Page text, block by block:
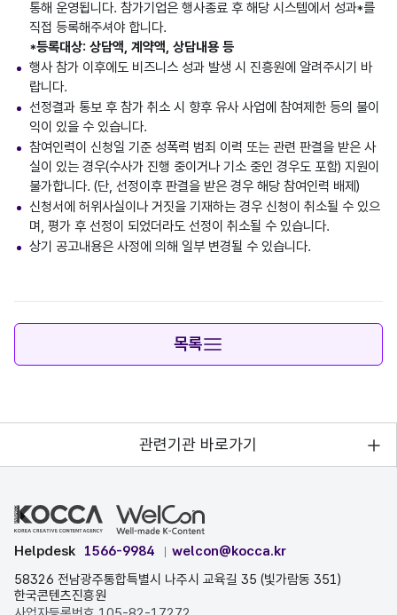
통해 운영됩니다. 참가기업은 행사종료 후 해당 시스템에서 성과*를
직접 등록해주셔야 합니다.
*등록대상: 상담액, 계약액, 상담내용 등
행사 참가 이후에도 비즈니스 성과 발생 시 진흥원에 알려주시기 바
랍니다.
선정결과 통보 후 참가 취소 시 향후 유사 사업에 참여제한 등의 불이
익이 있을 수 있습니다.
참여인력이 신청일 기준 성폭력 범죄 이력 또는 관련 판결을 받은 사
실이 있는 경우(수사가 진행 중이거나 기소 중인 경우도 포함) 지원이
불가합니다. (단, 선정이후 판결을 받은 경우 해당 참여인력 배제)
신청서에 허위사실이나 거짓을 기재하는 경우 신청이 취소될 수 있으
며, 평가 후 선정이 되었더라도 선정이 취소될 수 있습니다.
상기 공고내용은 사정에 의해 일부 변경될 수 있습니다.
목록
관련기관 바로가기
Helpdesk 1566-9984
welcon@kocca.kr
58326 전남광주통합특별시 나주시 교육길 35 (빛가람동 351)
한국콘텐츠진흥원